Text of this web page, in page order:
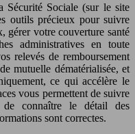
Sécurité Sociale (sur le site
outils précieux pour suivre
gérer votre couverture santé
administratives en toute
relevés de remboursement
mutuelle dématérialisée, et
ce qui accélère le
vous permettent de suivre
de connaître le détail des
sont correctes.